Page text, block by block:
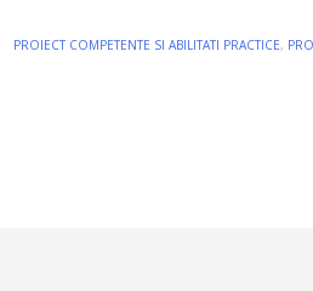
PROIECT COMPETENTE SI ABILITATI PRACTICE,